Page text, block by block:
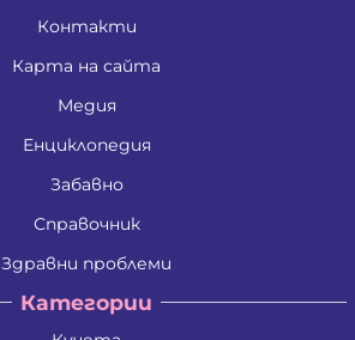
Контакти
Карта на сайта
Медия
Енциклопедия
Забавно
Справочник
Здравни проблеми
Категории